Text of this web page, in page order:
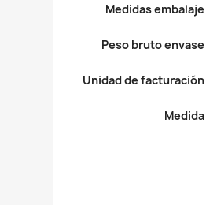
Medidas embalaje
Peso bruto envase
Unidad de facturación
Medida